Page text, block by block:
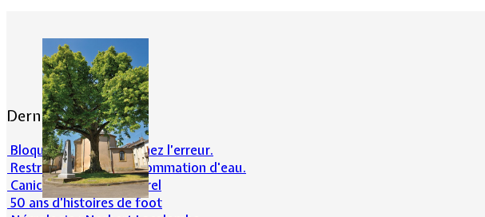
Dernières actualités
Bloqué en forêt. Cherchez l’erreur.
Restrictions sur la consommation d'eau.
Canicule et milieu naturel
50 ans d’histoires de foot